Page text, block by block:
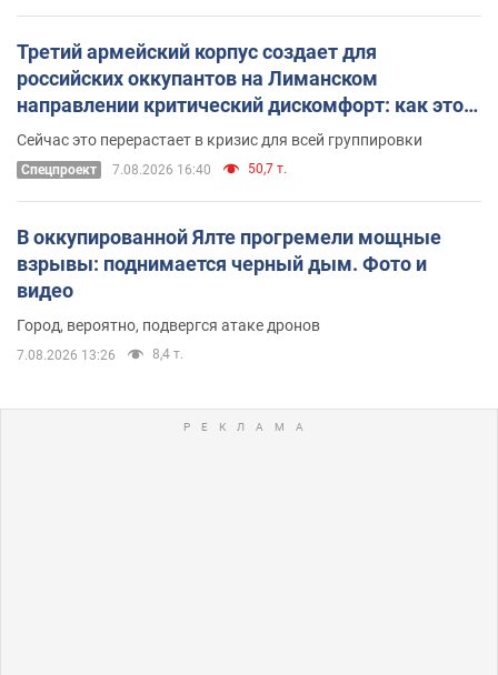
Третий армейский корпус создает для
российских оккупантов на Лиманском
направлении критический дискомфорт: как это
удалось
Сейчас это перерастает в кризис для всей группировки
Спецпроект 7.08.2026 16:40 50,7 т.
В оккупированной Ялте прогремели мощные
взрывы: поднимается черный дым. Фото и
видео
Город, вероятно, подвергся атаке дронов
7.08.2026 13:26 8,4 т.